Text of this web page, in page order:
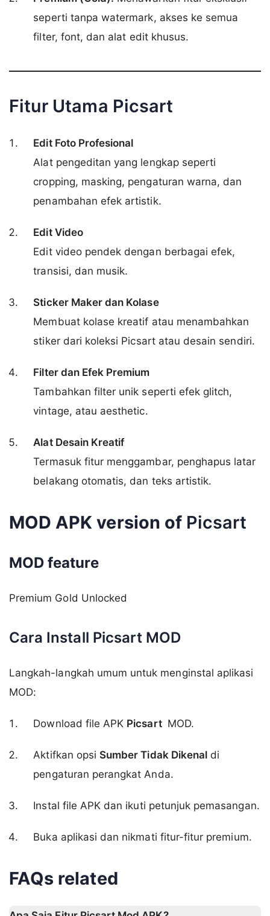
seperti tanpa watermark, akses ke semua
filter, font, dan alat edit khusus.
Fitur Utama Picsart
Edit Foto Profesional
Alat pengeditan yang lengkap seperti
cropping, masking, pengaturan warna, dan
penambahan efek artistik.
Edit Video
Edit video pendek dengan berbagai efek,
transisi, dan musik.
Sticker Maker dan Kolase
Membuat kolase kreatif atau menambahkan
stiker dari koleksi Picsart atau desain sendiri.
Filter dan Efek Premium
Tambahkan filter unik seperti efek glitch,
vintage, atau aesthetic.
Alat Desain Kreatif
Termasuk fitur menggambar, penghapus latar
belakang otomatis, dan teks artistik.
MOD APK version of Picsart
MOD feature
Premium Gold Unlocked
Cara Install Picsart MOD
Langkah-langkah umum untuk menginstal aplikasi
MOD:
Download file APK Picsart MOD.
Aktifkan opsi Sumber Tidak Dikenal di
pengaturan perangkat Anda.
Instal file APK dan ikuti petunjuk pemasangan.
Buka aplikasi dan nikmati fitur-fitur premium.
FAQs related